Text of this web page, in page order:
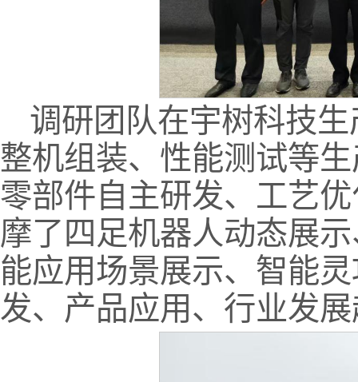
调研团队在宇树科技
整机组装、性能测试等
零部件自主研发、工艺
摩了四足机器人动态展
能应用场景展示、智能
发、产品应用、行业发